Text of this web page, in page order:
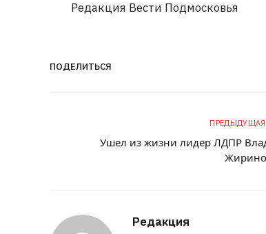
Редакция Вести Подмосковья
ПОДЕЛИТЬСЯ
ПРЕДЫДУЩАЯ
Ушел из жизни лидер ЛДПР
Редакция